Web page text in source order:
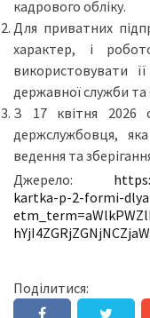
кадрового обліку.
Для приватних
характер, і
використовувати
державної служби
З 17 квітня 2026
держслужбовця,
ведення та
Джерело:
kartka-p-2-formi-
Поділитися: